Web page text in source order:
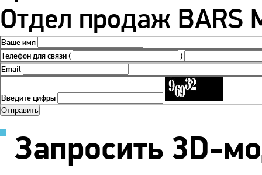
Отдел продаж BARS
Ваше имя
Телефон для связи(
)
Email
Введите цифры
Запросить 3D-